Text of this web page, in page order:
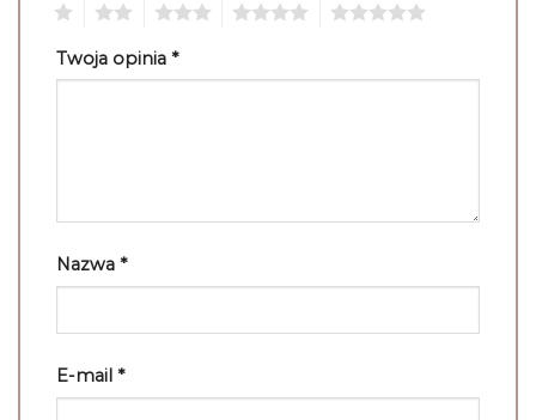
Twoja opinia *
Nazwa *
E-mail *